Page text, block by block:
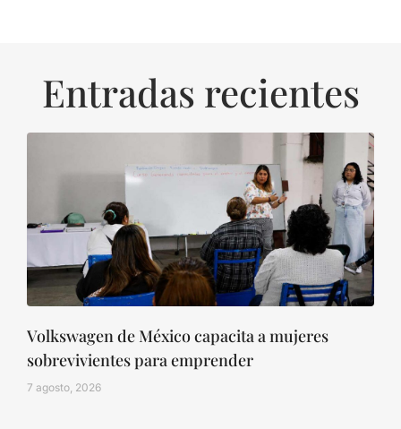
Entradas recientes
Volkswagen de México capacita a mujeres
sobrevivientes para emprender
7 agosto, 2026